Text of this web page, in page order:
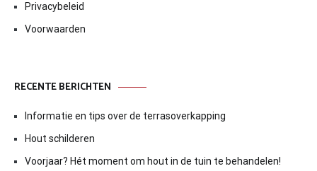
Privacybeleid
Voorwaarden
RECENTE BERICHTEN
Informatie en tips over de terrasoverkapping
Hout schilderen
Voorjaar? Hét moment om hout in de tuin te behandelen!